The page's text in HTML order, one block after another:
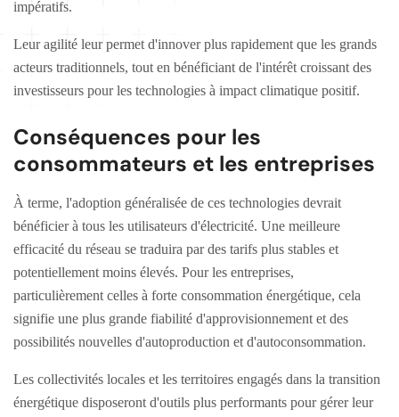
impératifs.
Leur agilité leur permet d'innover plus rapidement que les grands
acteurs traditionnels, tout en bénéficiant de l'intérêt croissant des
investisseurs pour les technologies à impact climatique positif.
Conséquences pour les
consommateurs et les entreprises
À terme, l'adoption généralisée de ces technologies devrait
bénéficier à tous les utilisateurs d'électricité. Une meilleure
efficacité du réseau se traduira par des tarifs plus stables et
potentiellement moins élevés. Pour les entreprises,
particulièrement celles à forte consommation énergétique, cela
signifie une plus grande fiabilité d'approvisionnement et des
possibilités nouvelles d'autoproduction et d'autoconsommation.
Les collectivités locales et les territoires engagés dans la transition
énergétique disposeront d'outils plus performants pour gérer leur